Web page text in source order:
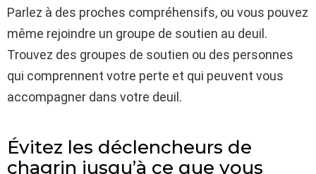
Parlez à des proches compréhensifs, ou vous pouvez
même rejoindre un groupe de soutien au deuil.
Trouvez des groupes de soutien ou des personnes
qui comprennent votre perte et qui peuvent vous
accompagner dans votre deuil.
Évitez les déclencheurs de
chagrin jusqu’à ce que vous